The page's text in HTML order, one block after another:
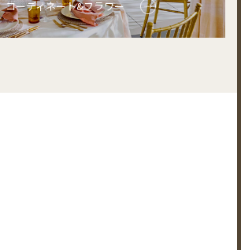
コーディネート&フラワー